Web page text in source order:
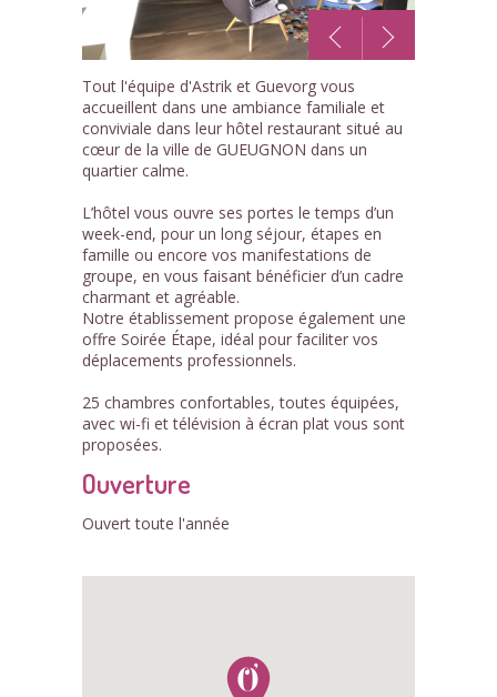
1 /4
Tout l'équipe d'Astrik et Guevorg vous
accueillent dans une ambiance familiale et
conviviale dans leur hôtel restaurant situé au
cœur de la ville de GUEUGNON dans un
quartier calme.
L’hôtel vous ouvre ses portes le temps d’un
week-end, pour un long séjour, étapes en
famille ou encore vos manifestations de
groupe, en vous faisant bénéficier d’un cadre
charmant et agréable.
Notre établissement propose également une
offre Soirée Étape, idéal pour faciliter vos
déplacements professionnels.
25 chambres confortables, toutes équipées,
avec wi-fi et télévision à écran plat vous sont
proposées.
Ouverture
Ouvert toute l'année